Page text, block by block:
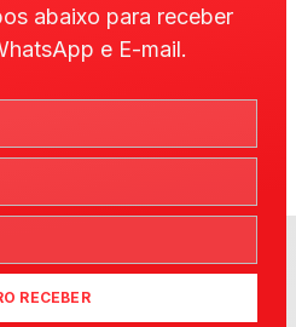
abaixo para receber
e E-mail.
RECEBER